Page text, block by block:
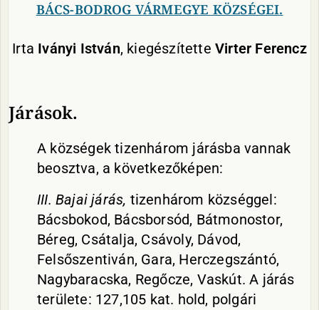
BÁCS-BODROG VÁRMEGYE KÖZSÉGEI.
Irta Iványi István, kiegészítette Virter Ferencz
Járások.
A községek tizenhárom járásba vannak
beosztva, a következőképen:
III. Bajai járás, tizenhárom községgel:
Bácsbokod, Bácsborsód, Bátmonostor,
Béreg, Csátalja, Csávoly, Dávod,
Felsőszentiván, Gara, Herczegszántó,
Nagybaracska, Regőcze, Vaskút. A járás
területe: 127,105 kat. hold, polgári